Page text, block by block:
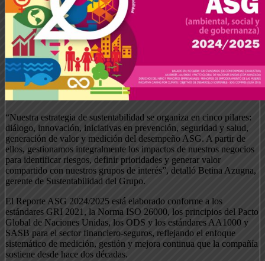
“Nuestra estrategia de sustentabilidad se organiza en cinco pilares:
diálogo, innovación, iniciativas en prevención, seguridad y salud,
generación de valor y medición del desempeño ASG. A partir de
ellos, gestionamos integralmente los impactos de nuestros negocios
para identificar riesgos, definir prioridades y generar valor
compartido con nuestros grupos de interés”, detalló Betina Azugna,
gerente de Sustentabilidad del Grupo.
El Reporte ASG 2024/2025 está elaborado conforme a los
estándares GRI 2021, la Norma ISO 26000, los principios del Pacto
Global de Naciones Unidas, los ODS y los estándares AA1000 y
SASB para el sector financiero-seguros, reflejando el enfoque
sistemático de medición, gestión y mejora continua que la compañía
sostiene desde hace dos décadas.